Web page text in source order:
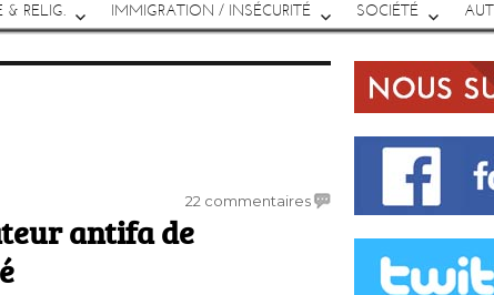
& RELIG. IMMIGRATION / INSÉCURITÉ SOCIÉTÉ
22 commentairessur
antifa de